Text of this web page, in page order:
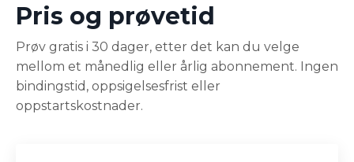
Pris og prøvetid
Prøv gratis i 30 dager, etter det kan du velge
mellom et månedlig eller årlig abonnement. Ingen
bindingstid, oppsigelsesfrist eller
oppstartskostnader.